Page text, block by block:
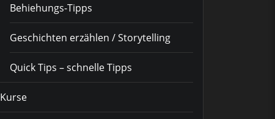
Behiehungs-Tipps
Geschichten erzählen / Storytelling
Quick Tips – schnelle Tipps
Kurse